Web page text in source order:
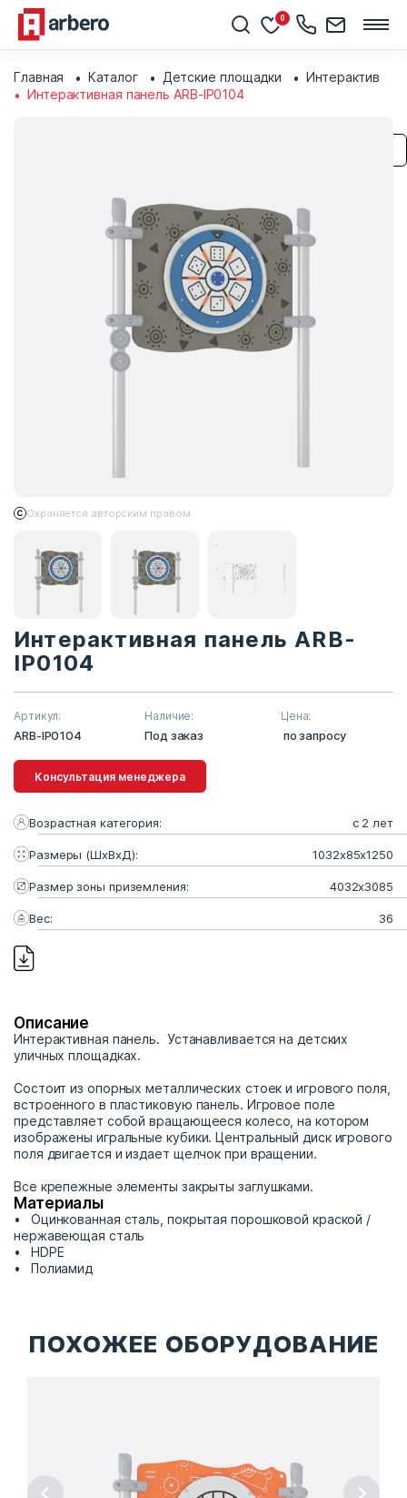
0
Главная Каталог Детские площадки
Интерактив
Интерактивная панель ARB-IP0104
Охраняется авторским правом
Интерактивная панель ARB-
IP0104
Артикул:
ARB-IP0104
Наличие:
Под заказ
Цена:
по запросу
Консультация менеджера
Возрастная категория: с 2 лет
Размеры (ШхВхД): 1032х85х1250
Размер зоны приземления: 4032x3085
Вес: 36
Описание
Интерактивная панель. Устанавливается на детских
уличных площадках.
Состоит из опорных металлических стоек и игрового поля,
встроенного в пластиковую панель. Игровое поле
представляет собой вращающееся колесо, на котором
изображены игральные кубики. Центральный диск игрового
поля двигается и издает щелчок при вращении.
Все крепежные элементы закрыты заглушками.
Материалы
Оцинкованная сталь, покрытая порошковой краской /
нержавеющая сталь
HDPE
Полиамид
ПОХОЖЕЕ ОБОРУДОВАНИЕ